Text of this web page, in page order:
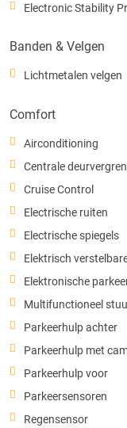
Electronic Stability
Banden & Velgen
Lichtmetalen velgen
Comfort
Airconditioning
Centrale
Cruise Control
Electrische ruiten
Electrische spiegels
Elektrisch
Elektronische
Multifunctioneel
Parkeerhulp achter
Parkeerhulp met
Parkeerhulp voor
Parkeersensoren
Regensensor